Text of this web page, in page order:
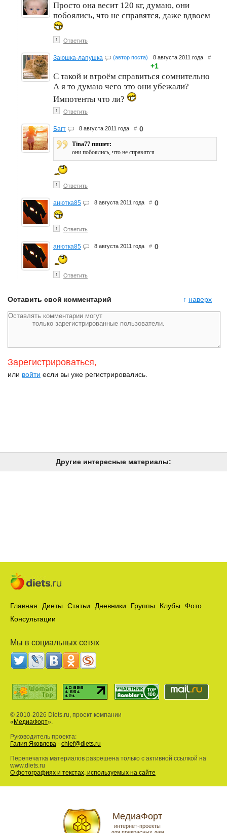
Просто она весит 120 кг, думаю, они
побоялись, что не справятся, даже вдвоем
↑ Ответить
Заюшка-лапушка (автор поста) 8 августа 2011 года #
+1
С такой и втроём справиться сомнительно
А я то думаю чего это они убежали?
Импотенты что ли?
↑ Ответить
Багт 8 августа 2011 года # 0
Tina77 пишет:
они побоялись, что не справятся
↑ Ответить
анютка85 8 августа 2011 года # 0
↑ Ответить
анютка85 8 августа 2011 года # 0
↑ Ответить
↑ наверх
Оставить свой комментарий
Зарегистрироваться,
или войти если вы уже регистрировались.
Другие интересные материалы:
Главная Диеты Статьи Дневники Группы Клубы
Фото
Консультации
Мы в социальных сетях
© 2010-2026 Diets.ru, проект компании
« МедиаФорт».
Руководитель проекта:
Галия Яковлева - chief@diets.ru
Перепечатка материалов разрешена только с активной ссылкой на
www.diets.ru
О фотографиях и текстах, используемых на сайте
МедиаФорт
интернет-проекты